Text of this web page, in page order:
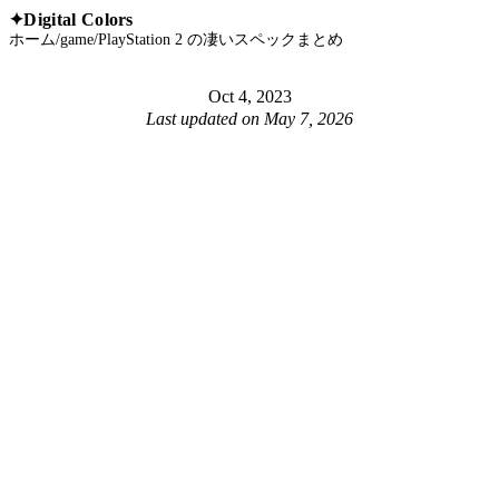
✦Digital Colors
ホーム/game/PlayStation 2 の凄いスペックまとめ
Oct 4, 2023
Last updated on May 7, 2026